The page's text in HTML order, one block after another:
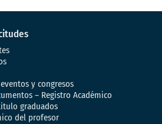
y congresos
– Registro Académico
graduados
del profesor